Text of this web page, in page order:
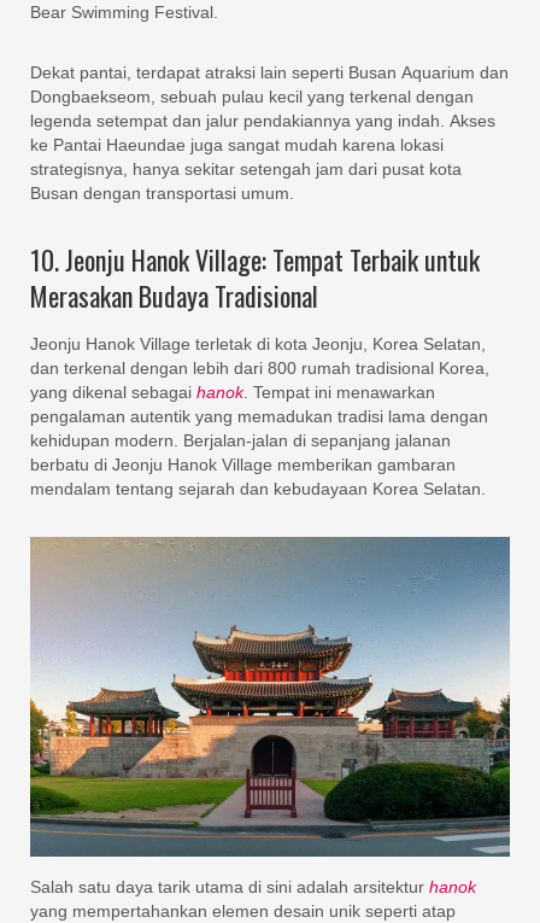
Bear Swimming Festival.
Dekat pantai, terdapat atraksi lain seperti Busan Aquarium dan
Dongbaekseom, sebuah pulau kecil yang terkenal dengan
legenda setempat dan jalur pendakiannya yang indah. Akses
ke Pantai Haeundae juga sangat mudah karena lokasi
strategisnya, hanya sekitar setengah jam dari pusat kota
Busan dengan transportasi umum.
10. Jeonju Hanok Village: Tempat Terbaik untuk
Merasakan Budaya Tradisional
Jeonju Hanok Village terletak di kota Jeonju, Korea Selatan,
dan terkenal dengan lebih dari 800 rumah tradisional Korea,
yang dikenal sebagai hanok. Tempat ini menawarkan
pengalaman autentik yang memadukan tradisi lama dengan
kehidupan modern. Berjalan-jalan di sepanjang jalanan
berbatu di Jeonju Hanok Village memberikan gambaran
mendalam tentang sejarah dan kebudayaan Korea Selatan.
Salah satu daya tarik utama di sini adalah arsitektur hanok
yang mempertahankan elemen desain unik seperti atap